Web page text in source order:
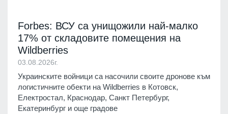
Forbes: ВСУ са унищожили най-малко
17% от складовите помещения на
Wildberries
03.08.2026г.
Украинските войници са насочили своите дронове към
логистичните обекти на Wildberries в Котовск,
Електростал, Краснодар, Санкт Петербург,
Екатеринбург и още градове